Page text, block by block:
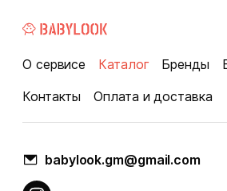
О сервисе Каталог Бренды
Контакты
Оплата и доставка
babylook.gm@gmail.com